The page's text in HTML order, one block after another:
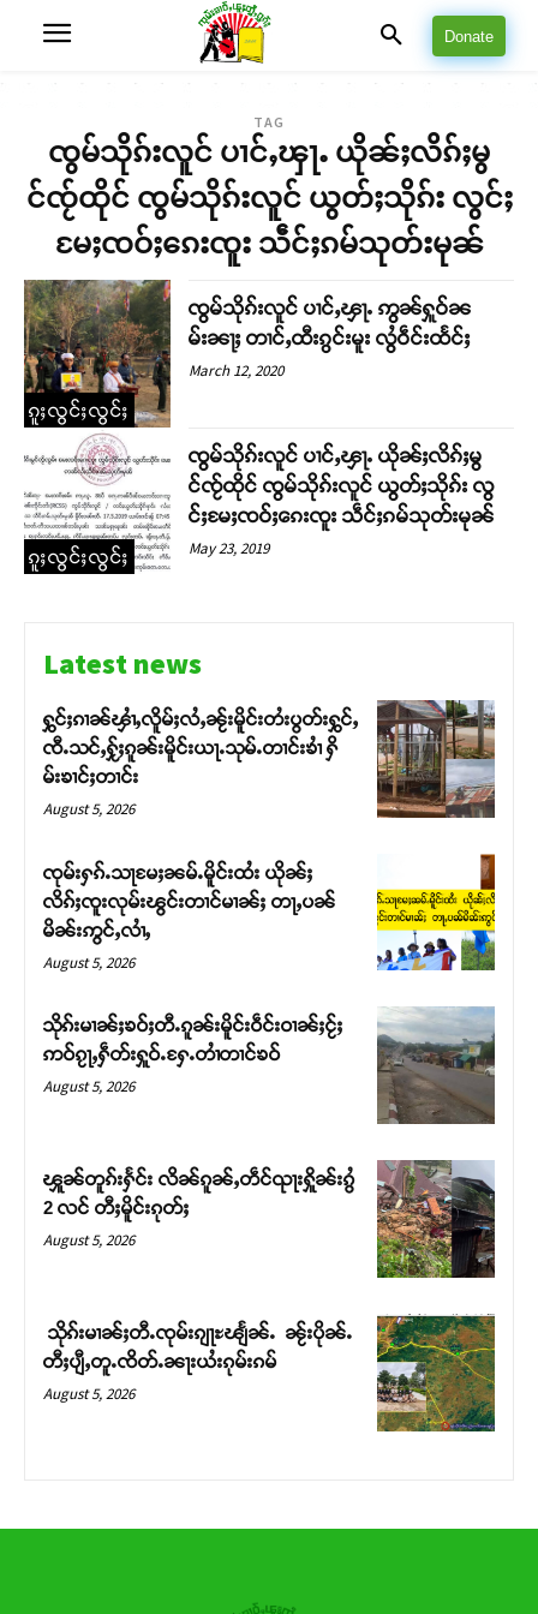
တႃႇႁႂ်ႈသဵင်ၵၢင်ၸႂ်ၵူၼ်းမိူင်း ၵူႈတီႈၵူႈလႅၼ်ပေႃးတေၸွ
တ်ႇ တူဝ်ႈလုမ်ႈၾႃႉၼၼ်ႉ ၶဝ်ႈႁူမ်ႈၵမ်ႉထႅမ် ၸုမ်းၶၢ
ဝ်ႇၽူႈတွႆႇႁွၵ်ႈ လႆႈယူႇၶႃႈဢေႃႈ။
Donate Now
Donate
TAG
ၸွမ်သိုၵ်းလူင် ပၢင်ႇၾႃႉ ယိုၼ်ႈလိၵ်ႈမွ
င်ၸႂ်ထိုင် ၸွမ်သိုၵ်းလူင် ယွတ်ႈသိုၵ်း လွင်ႈ
မႄႈၸဝ်ႈၵေးၸူး သဵင်ႈၵမ်သုတ်းမုၼ်
ၵူႈလွင်ႈလွင်ႈ
ၸွမ်သိုၵ်းလူင် ပၢင်ႇၾႃႉ ဢွၼ်ႁူဝ်ၼ
မ်းၼႃႈ တၢင်ႇထီးၵွင်းမူး လွႆဝဵင်းထႅင်ႈ
March 12, 2020
ၵူႈလွင်ႈလွင်ႈ
ၸွမ်သိုၵ်းလူင် ပၢင်ႇၾႃႉ ယိုၼ်ႈလိၵ်ႈမွ
င်ၸႂ်ထိုင် ၸွမ်သိုၵ်းလူင် ယွတ်ႈသိုၵ်း လွ
င်ႈမႄႈၸဝ်ႈၵေးၸူး သဵင်ႈၵမ်သုတ်းမုၼ်
May 23, 2019
Latest news
ႁွင်ႈၵၢၼ်ၾၢႆႇလိူမ်ႈလႆႇၼႂ်းမိူင်းတႆးပွတ်းႁွင်ႇ
ၸီႉသင်ႇႁႂ်ႈၵူၼ်းမိူင်းယႃႉသုမ်ႉတၢင်းၶၢႆ ႁိ
မ်းၶၢင်ႈတၢင်း
August 5, 2026
ၸုမ်းႁၵ်ႉသႃမႄႈၼမ်ႉမိူင်းထႆး ယိုၼ်ႈ
လိၵ်ႈၸူးလုမ်းၽွင်းတၢင်မၢၼ်ႈ တႃႇပၼ်
မိၼ်းဢွင်ႇလၢႆႇ
August 5, 2026
သိုၵ်းမၢၼ်ႈၶဝ်ႈတီႉၵူၼ်းမိူင်းဝဵင်းဝၢၼ်ႈငႂ်ႈ
ဢဝ်ၵႂႃႇႁဵတ်းႁူဝ်ႉႁႄႉတၢႆတၢင်ၶဝ်
August 5, 2026
ၾူၼ်တူၵ်းႁႅင်း လိၼ်ၵူၼ်ႇတဵင်ၺႃးႁိူၼ်းၵွႆ
2 လင် တီႈမိူင်းၵုတ်ႈ
August 5, 2026
သိုၵ်းမၢၼ်ႈတီႉၸုမ်းၵျႃႊၽျႅၼ်ႉ ၼႂ်းပိုၼ်ႉ
တီႈပျီႇတူႉၸိတ်ႉၼႃးယႆးၵုမ်းၵမ်
August 5, 2026